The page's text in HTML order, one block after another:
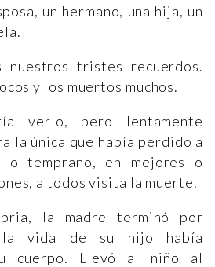
un hermano, una hija, un
nuestros tristes recuerdos.
y los muertos muchos.
verlo, pero lentamente
la única que había perdido a
o temprano, en mejores o
a todos visita la muerte.
la madre terminó por
la vida de su hijo había
cuerpo. Llevó al niño al